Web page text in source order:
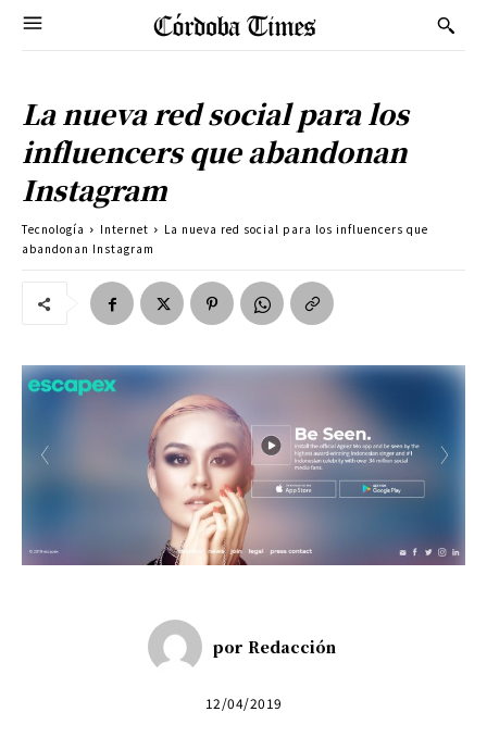
La nueva red social para los
influencers que abandonan
Instagram
Tecnología Internet
La nueva red social para los influencers que
abandonan Instagram
por Redacción
12/04/2019